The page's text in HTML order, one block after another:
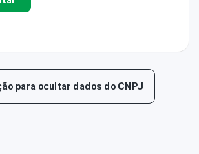
para ocultar dados do CNPJ